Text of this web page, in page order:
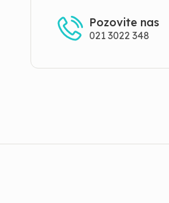
Pozovite nas
021 3022 348